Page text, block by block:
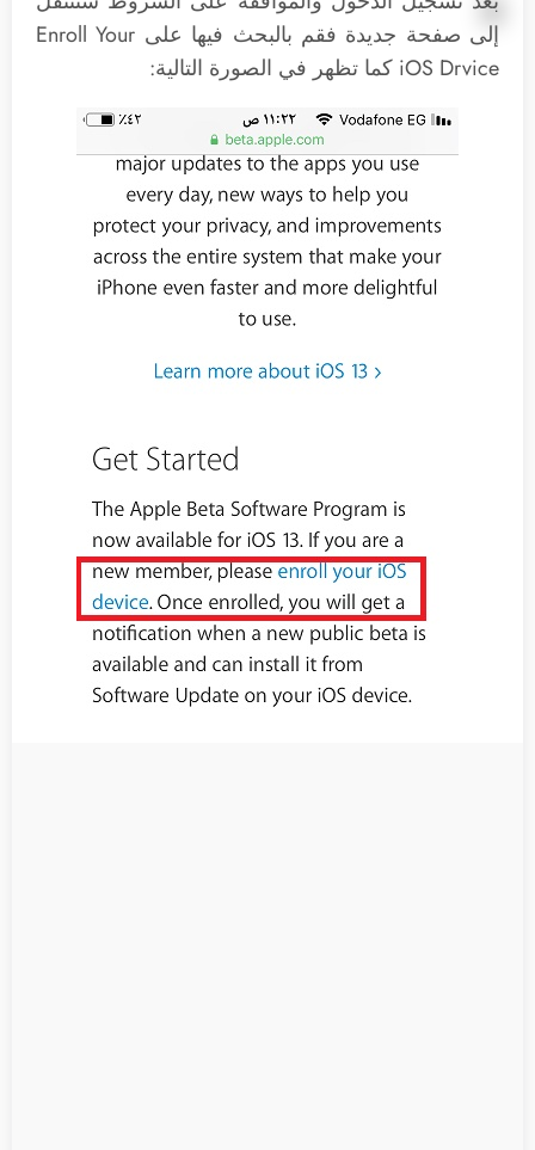
إلى صفحة جديدة فقم بالبحث فيها على Enroll Your
iOS Drvice كما تظهر في الصورة التالية: